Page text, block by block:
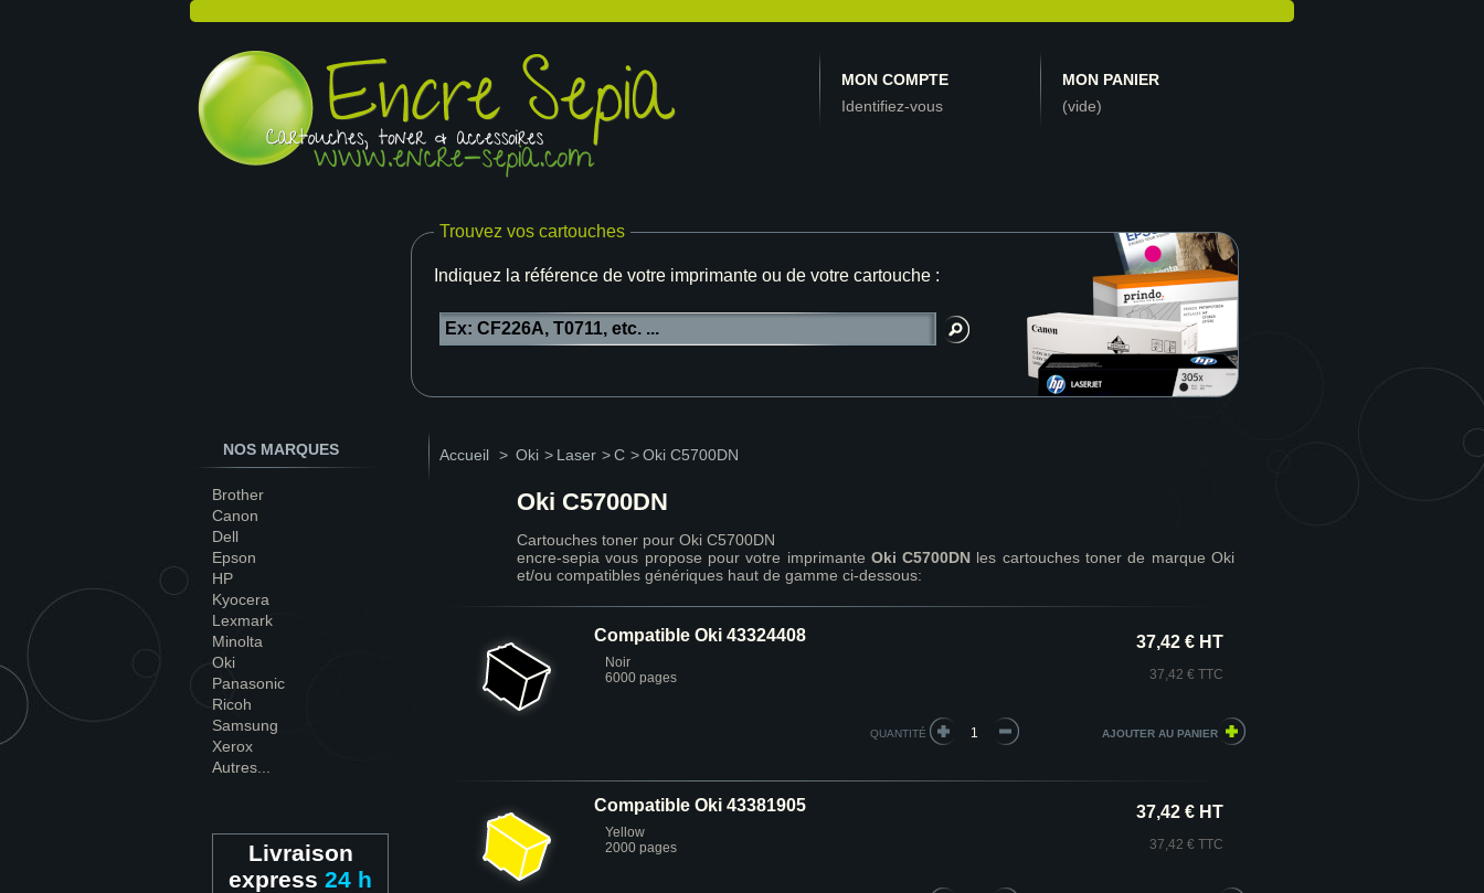
MON COMPTE
Identifiez-vous
MON PANIER
(vide)
Trouvez vos cartouches
Indiquez la référence de votre imprimante ou de votre cartouche :
NOS MARQUES
Brother
Canon
Dell
Epson
HP
Kyocera
Lexmark
Minolta
Oki
Panasonic
Ricoh
Samsung
Xerox
Autres...
Livraison
express 24 h
Accueil > Oki > Laser >C >Oki C5700DN
Oki C5700DN
Cartouches toner pour Oki C5700DN
encre-sepia vous propose pour votre imprimante Oki C5700DN les cartouches toner de marque Oki
et/ou compatibles génériques haut de gamme ci-dessous:
Compatible Oki 43324408
Noir
6000 pages
37,42 € HT
37,42 € TTC
QUANTITÉ
Compatible Oki 43381905
Yellow
2000 pages
37,42 € HT
37,42 € TTC